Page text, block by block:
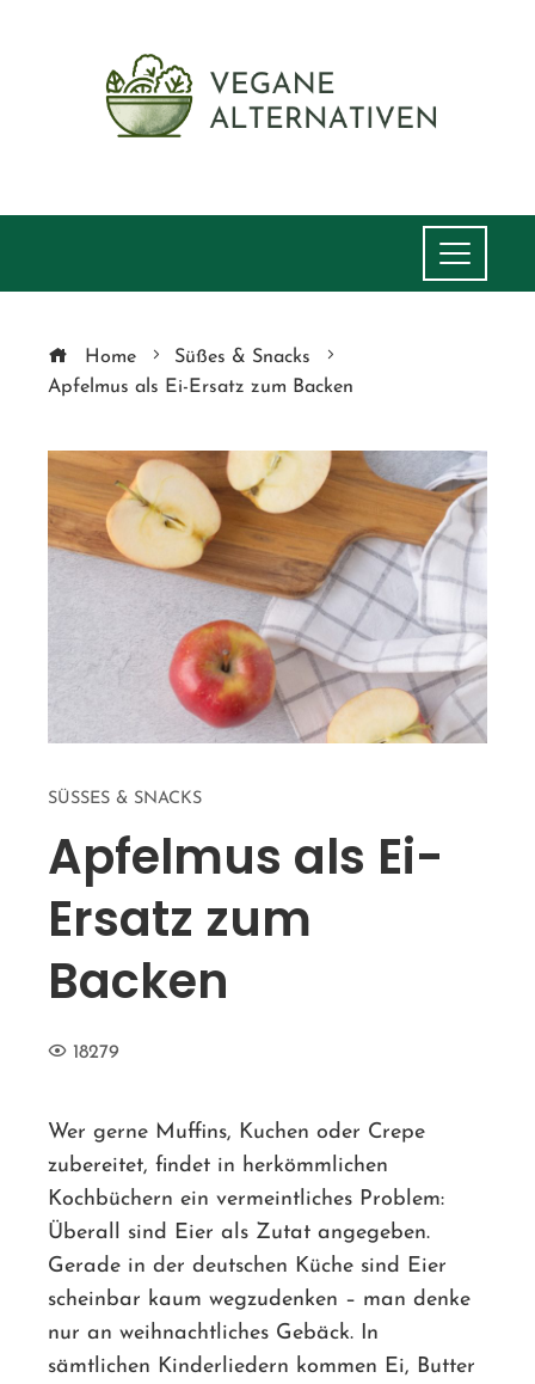
Home
Süßes & Snacks
Apfelmus als Ei-Ersatz zum Backen
SÜSSES & SNACKS
Apfelmus als Ei-
Ersatz zum
Backen
18279
Wer gerne Muffins, Kuchen oder Crepe
zubereitet, findet in herkömmlichen
Kochbüchern ein vermeintliches Problem:
Überall sind Eier als Zutat angegeben.
Gerade in der deutschen Küche sind Eier
scheinbar kaum wegzudenken – man denke
nur an weihnachtliches Gebäck. In
sämtlichen Kinderliedern kommen Ei, Butter